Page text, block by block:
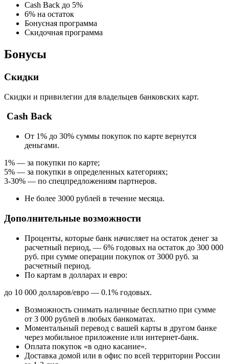
Cash Back до 5%
6% на остаток
Бонусная программа
Скидочная программа
Бонусы
Скидки
Скидки и привилегии для владельцев банковских карт.
Cash Back
От 1% до 30% суммы покупок по карте вернутся
деньгами.
1% — за покупки по карте;
5% — за покупки в определенных категориях;
3-30% — по спецпредложениям партнеров.
Не более 3000 рублей в течение месяца.
Дополнительные возможности
Проценты, которые банк начисляет на остаток денег за
расчетный период, — 6% годовых на остаток до 300 000
руб. при сумме операции покупок от 3000 руб. за
расчетный период.
По картам в долларах и евро:
до 10 000 долларов/евро — 0.1% годовых.
Возможность снимать наличные бесплатно при сумме
от 3 000 рублей в любых банкоматах.
Моментальный перевод с вашей карты в другом банке
через мобильное приложение или интернет‑банк.
Оплата покупок «в одно касание».
Доставка домой или в офис по всей территории России